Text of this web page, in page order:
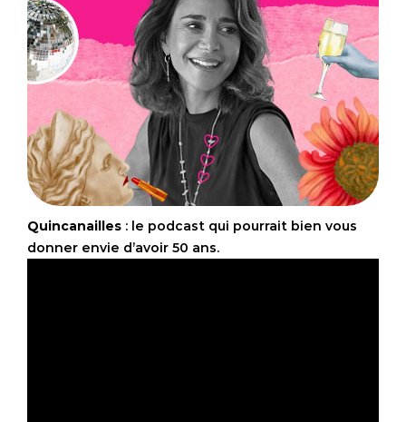
Quincanailles : le podcast qui pourrait bien vous
donner envie d’avoir 50 ans.